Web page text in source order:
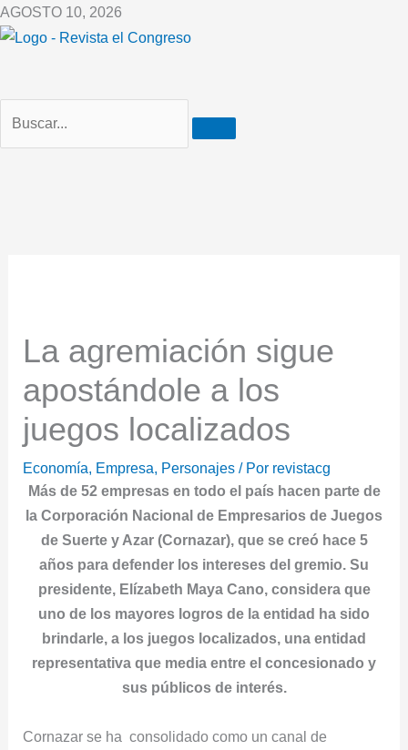
Ir
al
AGOSTO 10, 2026
La agremiación sigue
apostándole a los
juegos localizados
Economía, Empresa, Personajes / Por revistacg
Más de 52 empresas en todo el país hacen parte de
la Corporación Nacional de Empresarios de Juegos
de Suerte y Azar (Cornazar), que se creó hace 5
años para defender los intereses del gremio. Su
presidente, Elízabeth Maya Cano, considera que
uno de los mayores logros de la entidad ha sido
brindarle, a los juegos localizados, una entidad
representativa que media entre el concesionado y
sus públicos de interés.
Cornazar se ha consolidado como un canal de